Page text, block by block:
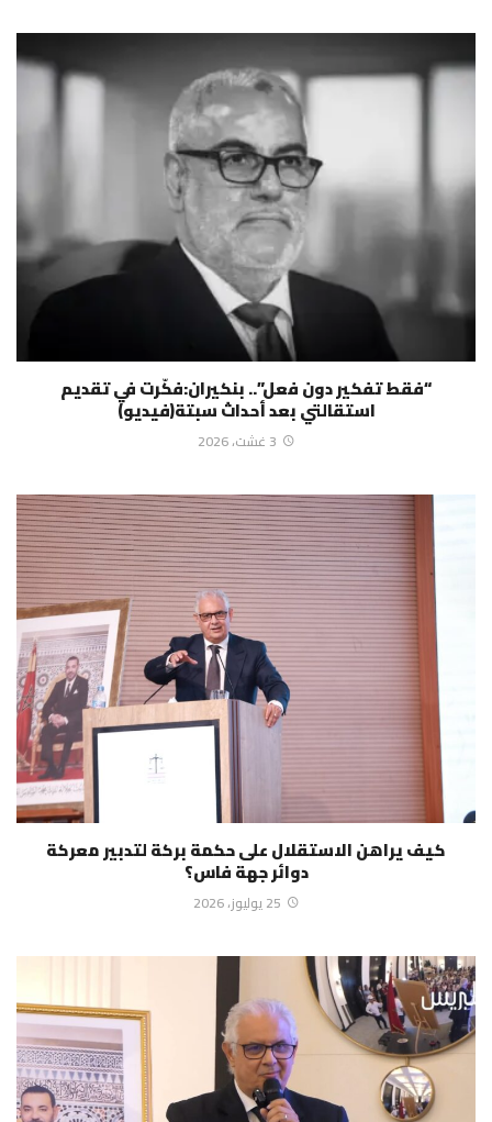
“فقط تفكير دون فعل”.. بنكيران:فكّرت في تقديم
استقالتي بعد أحداث سبتة(فيديو)
3 غشت، 2026
كيف يراهن الاستقلال على حكمة بركة لتدبير معركة
دوائر جهة فاس؟
25 يوليوز، 2026